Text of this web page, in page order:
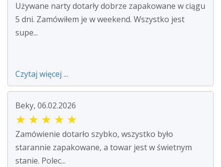
Używane narty dotarły dobrze zapakowane w ciągu
5 dni. Zamówiłem je w weekend. Wszystko jest
supe...
Czytaj więcej ...
Beky, 06.02.2026
★ ★ ★ ★ ★
Zamówienie dotarło szybko, wszystko było
starannie zapakowane, a towar jest w świetnym
stanie. Polec...